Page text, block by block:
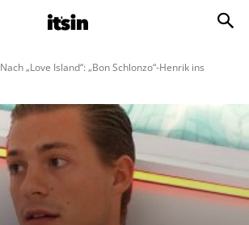
Nach „Love Island“: „Bon Schlonzo“-Henrik ins